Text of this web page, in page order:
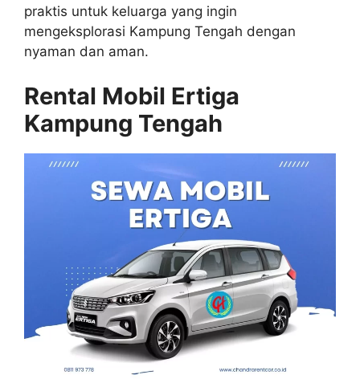
praktis untuk keluarga yang ingin
mengeksplorasi Kampung Tengah dengan
nyaman dan aman.
Rental Mobil Ertiga
Kampung Tengah